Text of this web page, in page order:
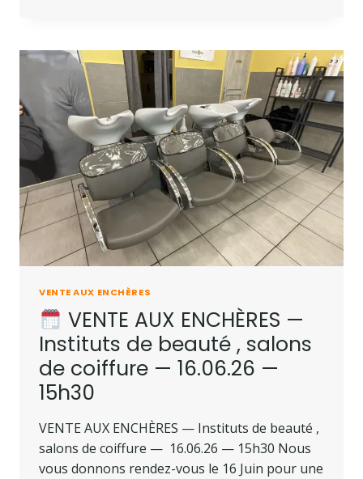
VENTE AUX ENCHÈRES
VENTE AUX ENCHÈRES —
Instituts de beauté , salons
de coiffure — 16.06.26 —
15h30
VENTE AUX ENCHÈRES — Instituts de beauté ,
salons de coiffure — 16.06.26 — 15h30 Nous
vous donnons rendez-vous le 16 Juin pour une